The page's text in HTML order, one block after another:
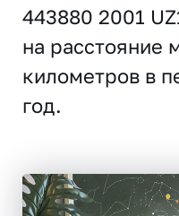
443880 2001
на расстояние
километров в
год.